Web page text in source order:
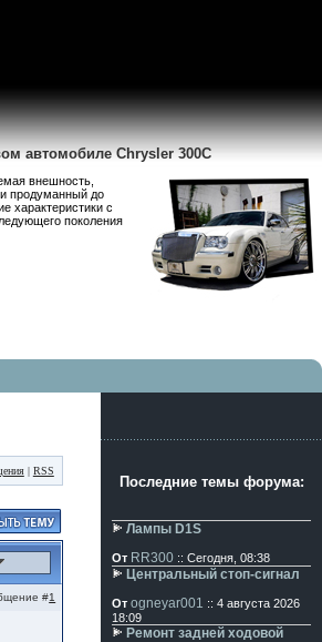
автомобиле Chrysler 300C
внешность,
и продуманный до
характеристики с
поколения
| RSS
#1
Последние темы форума:
Лампы D1S
От RR300 :: Сегодня, 08:38
Центральный стоп-сигнал
От ogneyar001 :: 4 августа 2026
18:09
Ремонт задней ходовой